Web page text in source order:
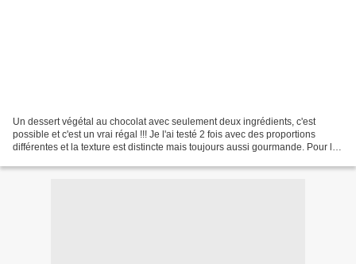
Un dessert végétal au chocolat avec seulement deux ingrédients, c'est
possible et c'est un vrai régal !!! Je l'ai testé 2 fois avec des proportions
différentes et la texture est distincte mais toujours aussi gourmande. Pour la